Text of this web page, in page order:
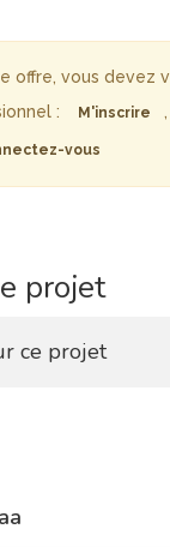
offre, vous devez
:
M'inscrire
vous
projet
ce projet